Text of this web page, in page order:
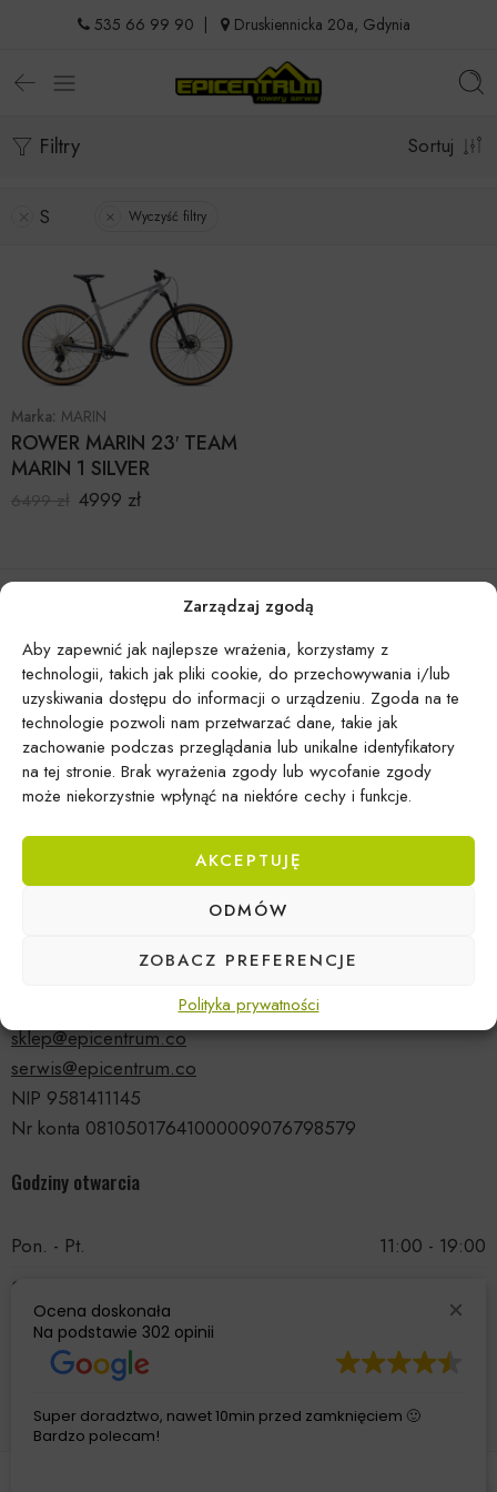
Zarządzaj zgodą
Aby zapewnić jak najlepsze wrażenia, korzystamy z
technologii, takich jak pliki cookie, do przechowywania i/lub
uzyskiwania dostępu do informacji o urządzeniu. Zgoda na te
technologie pozwoli nam przetwarzać dane, takie jak
zachowanie podczas przeglądania lub unikalne identyfikatory
na tej stronie. Brak wyrażenia zgody lub wycofanie zgody
może niekorzystnie wpłynąć na niektóre cechy i funkcje.
AKCEPTUJĘ
ODMÓW
ZOBACZ PREFERENCJE
Polityka prywatności
535 66 99 90 Druskiennicka 20a, Gdynia
Filtry Sortuj
S Wyczyść filtry
Marka: MARIN
ROWER MARIN 23′ TEAM
MARIN 1 SILVER
6499zł 4999 zł
Epicentrum Gdynia Wielki Kack
ul. Druskiennicka 20a
sklep@epicentrum.co
serwis@epicentrum.co
NIP 9581411145
Nr konta 08105017641000009076798579
Godziny otwarcia
Pon. - Pt.
11:00 - 19:00
Sobota
Niedziela
Ocena doskonała
Na podstawie 302 opinii
Super doradztwo, nawet 10min przed zamknięciem 🙂
Bardzo polecam!